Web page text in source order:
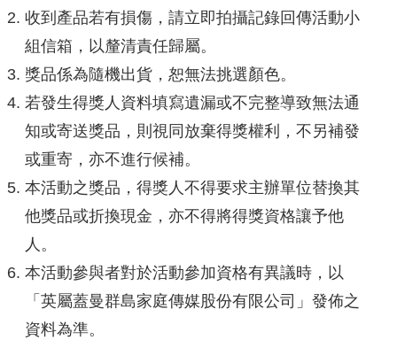
收到產品若有損傷，請立即拍攝記錄回傳活動小
組信箱，以釐清責任歸屬。
獎品係為隨機出貨，恕無法挑選顏色。
若發生得獎人資料填寫遺漏或不完整導致無法通
知或寄送獎品，則視同放棄得獎權利，不另補發
或重寄，亦不進行候補。
本活動之獎品，得獎人不得要求主辦單位替換其
他獎品或折換現金，亦不得將得獎資格讓予他
人。
本活動參與者對於活動參加資格有異議時，以
「英屬蓋曼群島家庭傳媒股份有限公司」發佈之
資料為準。